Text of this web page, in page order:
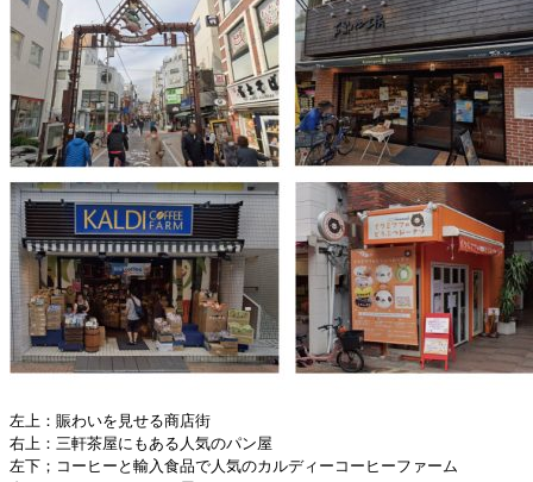
左上：賑わいを見せる商店街
右上：三軒茶屋にもある人気のパン屋
左下；コーヒーと輸入食品で人気のカルディーコーヒーファーム